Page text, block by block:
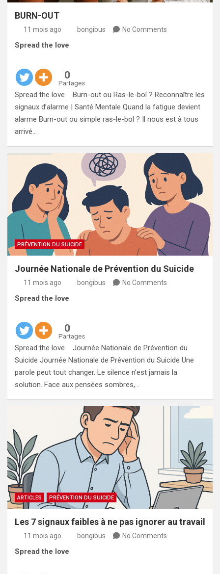
BURN-OUT
11 mois ago bongibus No Comments
Spread the love
0
Partages
Spread the love Burn-out ou Ras-le-bol ? Reconnaître les
signaux d’alarme | Santé Mentale Quand la fatigue devient
alarme Burn-out ou simple ras-le-bol ? Il nous est à tous
arrivé…
PRÉVENTION DU SUICIDE
Journée Nationale de Prévention du Suicide
11 mois ago bongibus No Comments
Spread the love
0
Partages
Spread the love Journée Nationale de Prévention du
Suicide Journée Nationale de Prévention du Suicide Une
parole peut tout changer. Le silence n’est jamais la
solution. Face aux pensées sombres,…
ARTICLES PRÉVENTION DU SUICIDE
Les 7 signaux faibles à ne pas ignorer au travail
11 mois ago bongibus No Comments
Spread the love